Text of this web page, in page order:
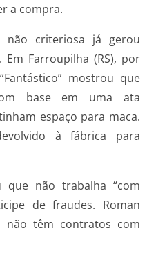
a compra.
criteriosa já gerou
Farroupilha (RS), por
mostrou que
base em uma ata
espaço para maca.
à fábrica para
que não trabalha “com
de fraudes. Roman
não têm contratos com